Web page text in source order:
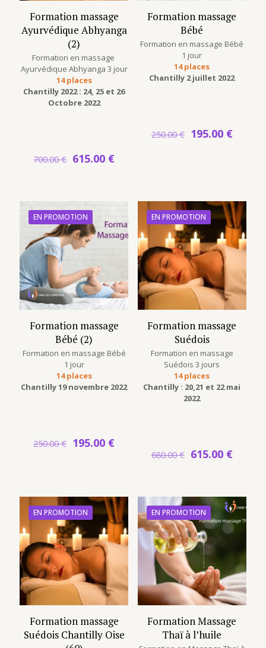
Formation massage
Ayurvédique Abhyanga
(2)
Formation en massage
Ayurvédique Abhyanga 3 jour
14 places
Chantilly 2022 : 24, 25 et 26
Octobre 2022
700.00€ Le
700.00 €.
615.00 €Le
615.00 €.
Formation massage
Bébé
Formation en massage Bébé
1 jour
14 places
Chantilly 2 juillet 2022
250.00€ Le
195.00 €Le
EN PROMOTION
Formation massage
Bébé (2)
Formation en massage Bébé
1 jour
14 places
Chantilly 19 novembre 2022
250.00€ Le
195.00 €Le
EN PROMOTION
Formation massage
Suédois
Formation en massage
Suédois 3 jours
14 places
Chantilly : 20,21 et 22 mai
2022
680.00€ Le
680.00 €.
615.00 €Le
EN PROMOTION
Formation massage
Suédois Chantilly Oise
EN PROMOTION
Formation Massage
Thaï à l’huile